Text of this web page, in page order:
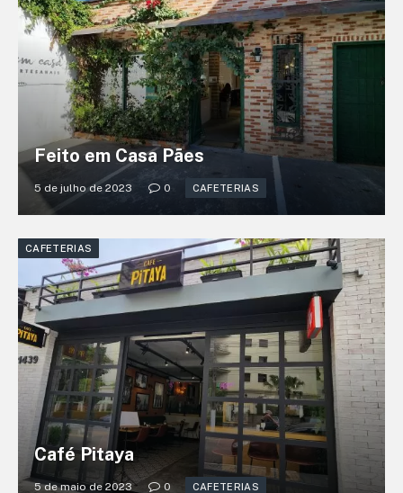
Feito em Casa Pães
5 de julho de 2023 0 CAFETERIAS
CAFETERIAS
Café Pitaya
5 de maio de 2023 0 CAFETERIAS